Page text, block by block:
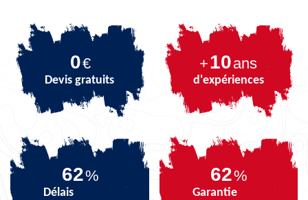
0€
Devis gratuits
+10ans
d'expériences
74%
Délais
74%
Garantie